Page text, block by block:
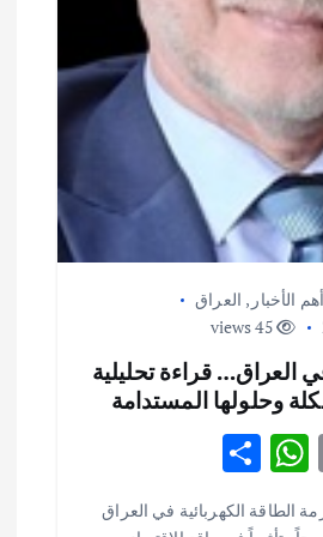
أهم الأخبار , العراق
45 views
العراق… قراءة تحليلية
وحلولها المستدامة
E
m
W
h
S
h
الطاقة الكهربائية في العراق
في مدينة كلباء الاماراتية